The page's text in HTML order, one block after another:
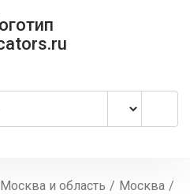
Москва и область / Москва /